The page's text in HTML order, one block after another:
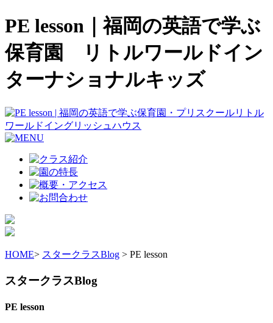
PE lesson｜福岡の英語で学ぶ
保育園 リトルワールドイン
ターナショナルキッズ
HOME> スタークラスBlog > PE lesson
スタークラスBlog
PE lesson